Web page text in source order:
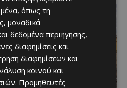
όπως τη
μοναδικά
δεδομένα περιήγησης,
διαφημίσεις και
διαφημίσεων και
κοινού και
Προμηθευτές